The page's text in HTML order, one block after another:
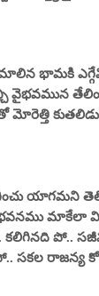
భామకి
వైభవమున
మోరెత్తి
యాగమని
మాకేలా విడిథి
కలిగినది
రాజన్య